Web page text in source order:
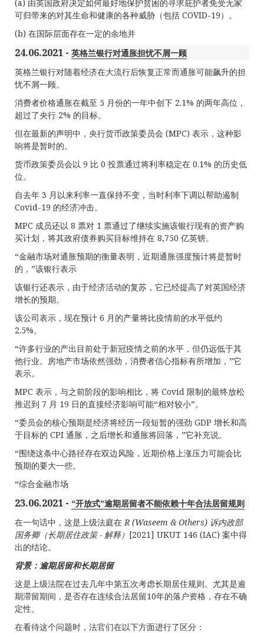
(a) 由英国政府决定如何最好地保护贫困的寻求庇护者免受无家
可归带来的对其生命和健康的各种威胁（包括 COVID-19）。
(b) 在国际层面存在一定的余地并
24.06.2021 - 英格兰银行对通胀担忧不屑一顾
英格兰银行对随着经济在大流行后恢复正常而通胀可能飙升的担
忧不屑一顾。
消费者价格通胀在截至 5 月份的一年中创下 2.1% 的两年高位，
超过了央行 2% 的目标。
但在最新的声明中，央行货币政策委员会 (MPC) 表示，这种影
响将是暂时的。
货币政策委员会以 9 比 0 投票通过将利率稳定在 0.1% 的历史低
位。
自去年 3 月以来利率一直保持不变，当时利率下调以帮助遏制
Covid-19 的经济冲击。
MPC 成员还以 8 票对 1 票通过了继续实施该银行现有的资产购
买计划，将其政府债券购买目标维持在 8,750 亿英镑。
“金融市场对通胀预期的衡量表明，近期通胀强度预计将是暂时
的，”该银行表示
该银行还表示，由于经济活动的复苏，它已经提高了对英国经济
增长的预期。
该公司表示，现在预计 6 月的产量将比疫情前的水平低约
2.5%。
“许多行业的产出目前处于新冠疫情之前的水平，但仍远低于其
他行业。房地产市场依然强劲，消费者信心指标有所增加，”它
表示。
MPC 表示，与之前阶段的影响相比，将 Covid 限制的最终放松
推迟到 7 月 19 日的直接经济影响可能“相对较小”。
“委员会的核心预期是经济将经历一段短暂的强劲 GDP 增长和高
于目标的 CPI 通胀，之后增长和通胀将回落，”它补充说。
“围绕这条中心路径存在双边风险，近期价格上涨压力可能会比
预期的要大一些。
“综合金融市场
23.06.2021 - “开放式”逾期居留者不能依赖十年合法居留规则
在一句话中，这是上级法庭在R (Waseem & Others) 诉内政部
国务卿（长期居住政策- 解释） [2021] UKUT 146 (IAC) 案中得
出的结论。
背景：逾期居留和长期居留
这是上级法院在过去几年中第五次考虑长期居住规则。尤其是逾
期滞留期间，是否存在连续合法居留10年的落户资格，存在不确
定性。
在看待这个问题时，法官们在以下方面进行了区分：